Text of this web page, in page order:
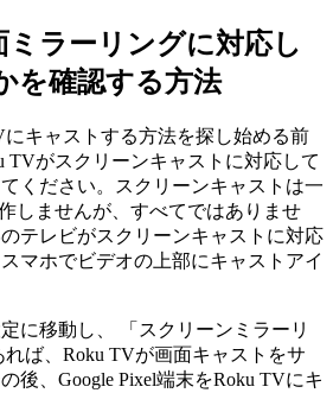
ミラーリングに対応し
を確認する方法
にキャストする方法を探し始める前
TVがスクリーンキャストに対応して
ください。スクリーンキャストは一
しませんが、すべてではありませ
テレビがスクリーンキャストに対応
マホでビデオの上部にキャストアイ
に移動し、 「スクリーンミラーリ
ば、Roku TVが画面キャストをサ
後、Google Pixel端末をRoku TVにキ